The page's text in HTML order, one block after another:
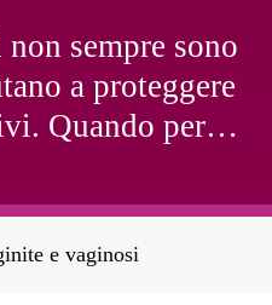
sempre sono
a proteggere
Quando però
spia di infezioni.
e vaginosi